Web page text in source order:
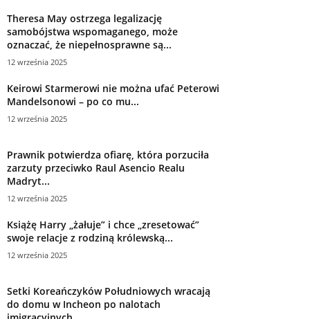
Theresa May ostrzega legalizację
samobójstwa wspomaganego, może
oznaczać, że niepełnosprawne są...
12 września 2025
Keirowi Starmerowi nie można ufać Peterowi
Mandelsonowi – po co mu...
12 września 2025
Prawnik potwierdza ofiarę, która porzuciła
zarzuty przeciwko Raul Asencio Realu
Madryt...
12 września 2025
Książę Harry „żałuje” i chce „zresetować”
swoje relacje z rodziną królewską...
12 września 2025
Setki Koreańczyków Południowych wracają
do domu w Incheon po nalotach